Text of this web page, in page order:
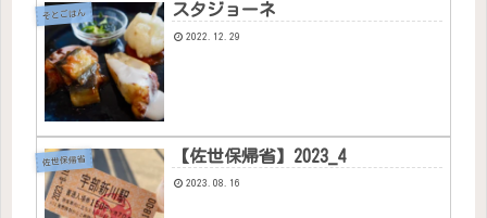
そとごはん スタジョーネ
2022.12.29
佐世保帰省 【佐世保帰省】2023_4
2023.08.16